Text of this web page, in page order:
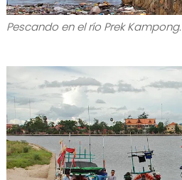
Pescando en el río Prek Kampong.